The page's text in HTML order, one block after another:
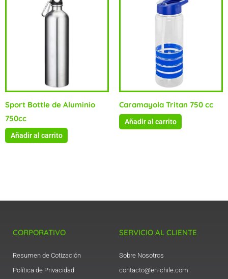
Sport Bottle de Aluminio
750cc
Añadir al carrito
Caramayola Tritan 750 cc
Añadir al carrito
CORPORATIVO
Resumen de Cotización
Política de Privacidad
SERVICIO AL CLIENTE
Sobre Nosotros
contacto@en-chile.com